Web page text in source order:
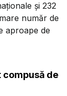
și 232
număr de
aproape de
compusă de